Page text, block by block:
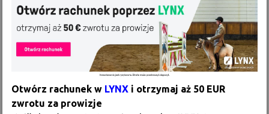
Otwórz rachunek w LYNX i otrzymaj aż 50 EUR
zwrotu za prowizje